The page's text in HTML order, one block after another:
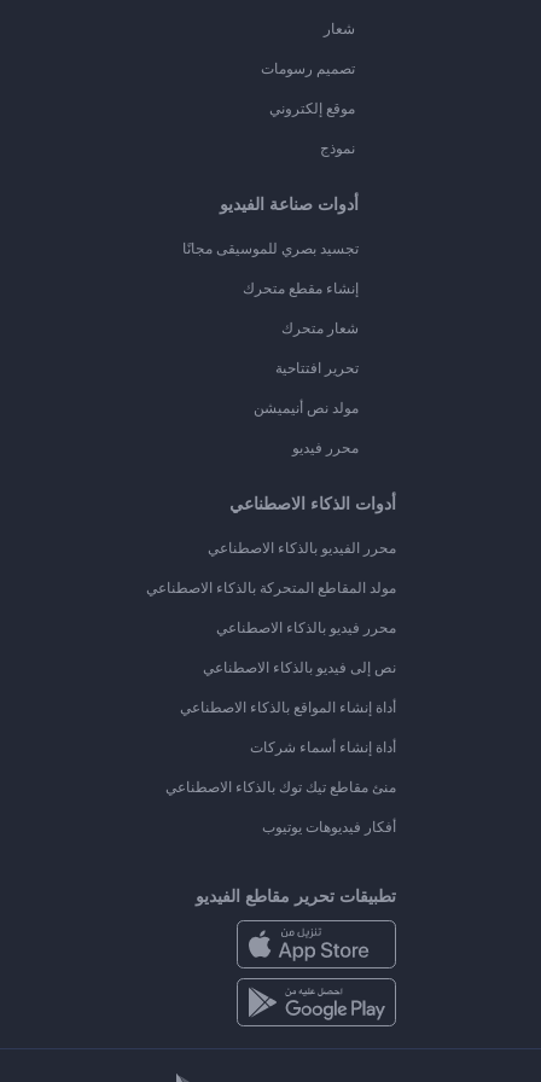
شعار
تصميم رسومات
موقع إلكتروني
نموذج
أدوات صناعة الفيديو
تجسيد بصري للموسيقى مجانًا
إنشاء مقطع متحرك
شعار متحرك
تحرير افتتاحية
مولد نص أنيميشن
محرر فيديو
أدوات الذكاء الاصطناعي
محرر الفيديو بالذكاء الاصطناعي
مولد المقاطع المتحركة بالذكاء الاصطناعي
محرر فيديو بالذكاء الاصطناعي
نص إلى فيديو بالذكاء الاصطناعي
أداة إنشاء المواقع بالذكاء الاصطناعي
أداة إنشاء أسماء شركات
منئ مقاطع تيك توك بالذكاء الاصطناعي
أفكار فيديوهات يوتيوب
تطبيقات تحرير مقاطع الفيديو